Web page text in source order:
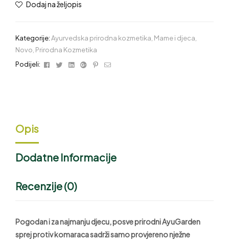
Dodaj na željopis
Kategorije:Ayurvedska prirodna kozmetika, Mame i djeca,
Novo, Prirodna Kozmetika
Podijeli:
Facebook
TwitterLinkedinGoogle+Pinterest
Email
Opis
Dodatne Informacije
Recenzije (0)
Pogodan i za najmanju djecu, posve prirodni AyuGarden
sprej protiv komaraca sadrži samo provjereno nježne